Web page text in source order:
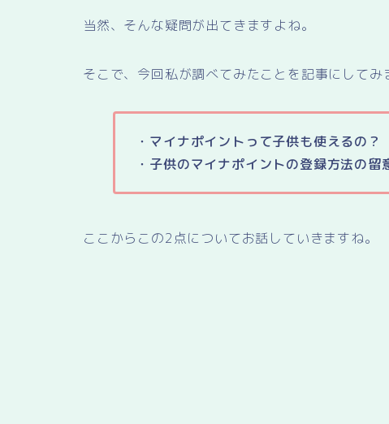
当然、そんな疑問が出てきますよね。
そこで、今回私が調べてみたことを記事にしてみ
・マイナポイントって子供も使えるの？
・子供のマイナポイントの登録方法の留
ここからこの2点についてお話していきますね。